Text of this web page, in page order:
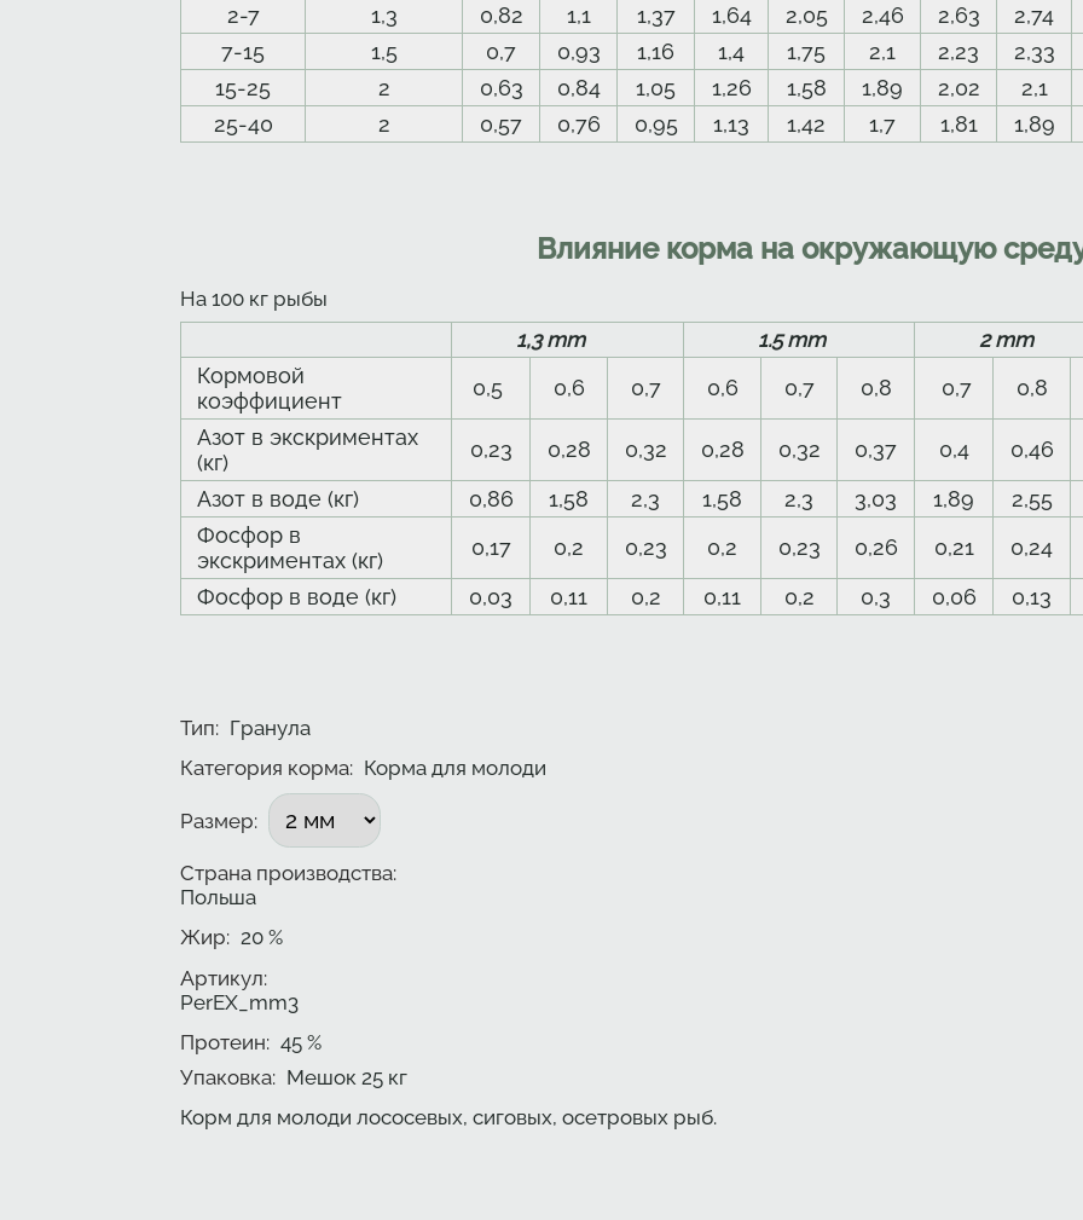
2-7 1,3 0,82 1,1 1,37 1,64 2,05 2,46 2,63 2,74
7-15
1,5 0,7 0,93 1,16 1,4 1,75 2,1 2,23 2,33
15-25
2 0,63 0,84 1,05 1,26 1,58 1,89 2,02 2,1
25-40
2 0,57 0,76 0,95 1,13 1,42 1,7 1,81 1,89
Влияние корма на окружающую
На 100 кг рыбы
1,3 mm
1.5 mm 2 mm
Кормовой
коэффициент
0,5 0,6 0,7 0,6 0,7 0,8 0,7 0,8
Азот в экскриментах
(кг)
0,23 0,28 0,32 0,28 0,32 0,37 0,4 0,46
Азот в воде (кг)
0,86 1,58 2,3 1,58 2,3 3,03 1,89 2,55
Фосфор в
экскриментах (кг)
0,17 0,2 0,23 0,2 0,23 0,26 0,21 0,24
Фосфор в воде (кг)
0,03 0,11 0,2 0,11 0,2 0,3 0,06 0,13
Тип: Гранула
Категория корма: Корма для молоди
Подобрать вариант
Размер:
Страна производства:
Польша
Жир: 20 %
Артикул:
PerEX_mm3
Протеин: 45 %
Упаковка: Мешок 25 кг
Корм для молоди лососевых, сиговых, осетровых рыб.